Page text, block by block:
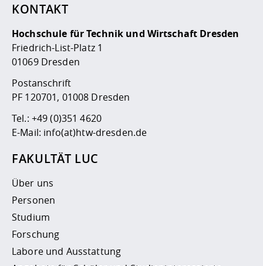
KONTAKT
Hochschule für Technik und Wirtschaft Dresden
Friedrich-List-Platz 1
01069 Dresden
Postanschrift
PF 120701, 01008 Dresden
Tel.: +49 (0)351 4620
E-Mail: info(at)htw-dresden.de
FAKULTÄT LUC
Über uns
Personen
Studium
Forschung
Labore und Ausstattung